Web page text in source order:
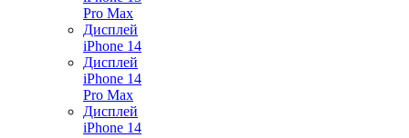
Pro Max
Дисплей
iPhone 14
Дисплей
iPhone 14
Pro Max
Дисплей
iPhone 14